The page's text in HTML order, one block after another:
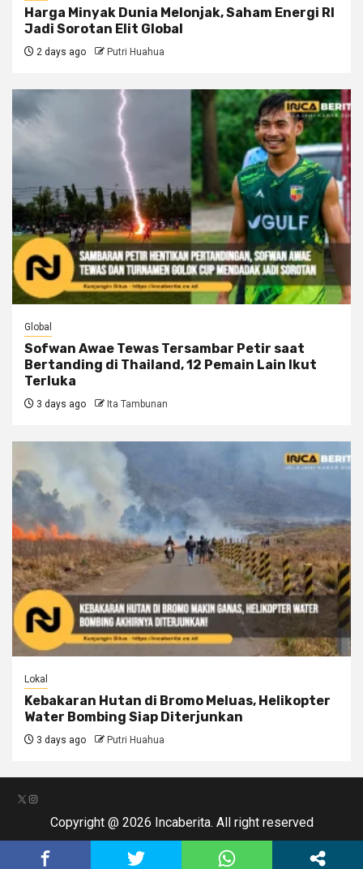
Harga Minyak Dunia Melonjak, Saham Energi RI
Jadi Sorotan Elit Global
2 days ago Putri Huahua
Global
Sofwan Awae Tewas Tersambar Petir saat
Bertanding di Thailand, 12 Pemain Lain Ikut
Terluka
3 days ago Ita Tambunan
Lokal
Kebakaran Hutan di Bromo Meluas, Helikopter
Water Bombing Siap Diterjunkan
3 days ago Putri Huahua
X Instagram
Copyright @ 2026 Incaberita. All right reserved